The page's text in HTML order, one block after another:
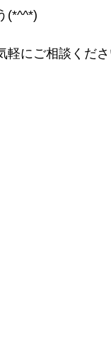
(*^^*)
軽にご相談くだ